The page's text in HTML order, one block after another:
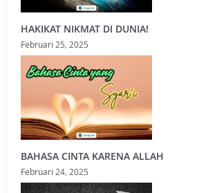
HAKIKAT NIKMAT DI DUNIA!
Februari 25, 2025
BAHASA CINTA KARENA ALLAH
Februari 24, 2025